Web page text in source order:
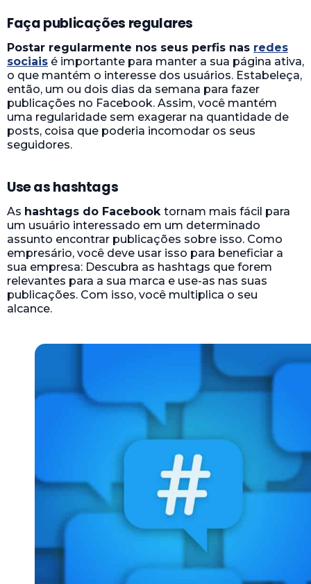
Faça publicações regulares
Postar regularmente nos seus perfis nas redes
sociais é importante para manter a sua página ativa,
o que mantém o interesse dos usuários. Estabeleça,
então, um ou dois dias da semana para fazer
publicações no Facebook. Assim, você mantém
uma regularidade sem exagerar na quantidade de
posts, coisa que poderia incomodar os seus
seguidores.
Use as hashtags
As hashtags do Facebook tornam mais fácil para
um usuário interessado em um determinado
assunto encontrar publicações sobre isso. Como
empresário, você deve usar isso para beneficiar a
sua empresa: Descubra as hashtags que forem
relevantes para a sua marca e use-as nas suas
publicações. Com isso, você multiplica o seu
alcance.